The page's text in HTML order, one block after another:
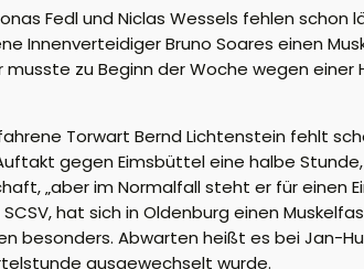
Fedl und Niclas Wessels fehlen schon
Innenverteidiger Bruno Soares einen
zu Beginn der Woche wegen einer
Torwart Bernd Lichtenstein fehlt
gegen Eimsbüttel eine halbe
„aber im Normalfall steht er für einen
hat sich in Oldenburg einen
besonders. Abwarten heißt es bei Jan-
ausgewechselt wurde.